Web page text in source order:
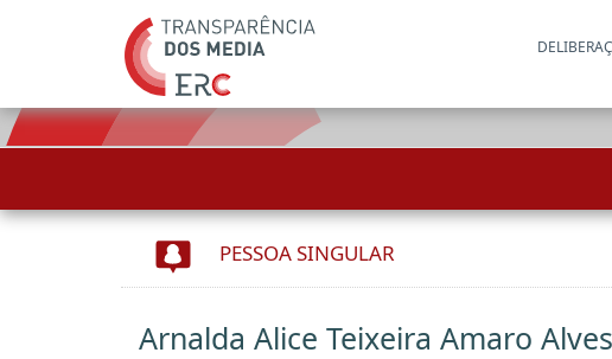
PESSOA SINGULAR
Arnalda Alice Teixeira Amaro Alves